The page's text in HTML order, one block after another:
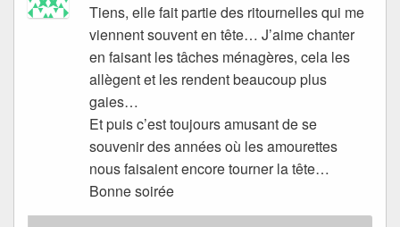
Tiens, elle fait partie des ritournelles qui me
viennent souvent en tête… J’aime chanter
en faisant les tâches ménagères, cela les
allègent et les rendent beaucoup plus
gaies…
Et puis c’est toujours amusant de se
souvenir des années où les amourettes
nous faisaient encore tourner la tête…
Bonne soirée